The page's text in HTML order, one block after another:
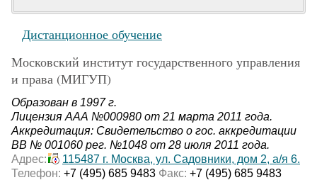
Дистанционное обучение
Московский институт государственного управления
и права (МИГУП)
Образован в 1997 г.
Лицензия ААА №000980 от 21 марта 2011 года.
Аккредитация: Свидетельство о гос. аккредитации
BB № 001060 рег. №1048 от 28 июля 2011 года.
Адрес:
115487 г. Москва, ул. Садовники, дом 2, а/я 6.
Телефон: +7 (495) 685 9483 Факс: +7 (495) 685 9483